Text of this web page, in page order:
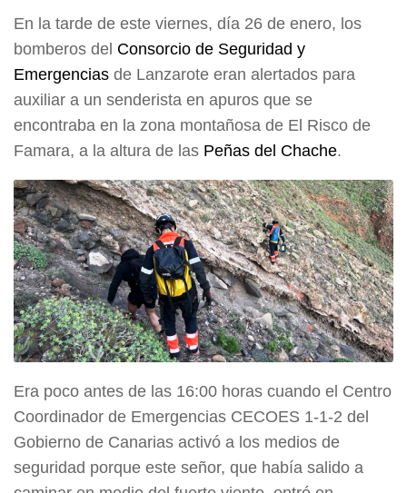
En la tarde de este viernes, día 26 de enero, los
bomberos del Consorcio de Seguridad y
Emergencias de Lanzarote eran alertados para
auxiliar a un senderista en apuros que se
encontraba en la zona montañosa de El Risco de
Famara, a la altura de las Peñas del Chache.
Era poco antes de las 16:00 horas cuando el Centro
Coordinador de Emergencias CECOES 1-1-2 del
Gobierno de Canarias activó a los medios de
seguridad porque este señor, que había salido a